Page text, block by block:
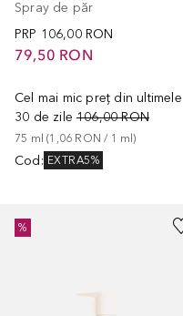
Spray de păr
PRP 106,00 RON
79,50 RON
Cel mai mic preț din ultimele
30 de zile 106,00 RON
75 ml (1,06 RON / 1 ml)
Cod : EXTRA5%
%